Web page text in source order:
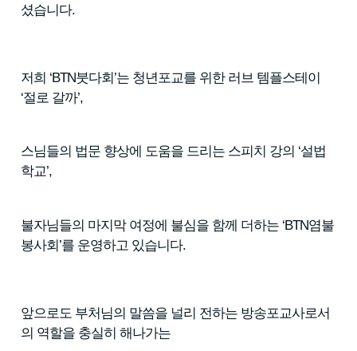
셨습니다.
저희 ‘BTN붓다회’는 청년포교를 위한 러브 템플스테이
‘절로 갈까’,
스님들의 법문 향상에 도움을 드리는 스피치 강의 ‘설법
학교’,
불자님들의 마지막 여정에 불심을 함께 더하는 ‘BTN염불
봉사회’를 운영하고 있습니다.
앞으로도 부처님의 말씀을 널리 전하는 방송포교사로서
의 역할을 충실히 해나가는